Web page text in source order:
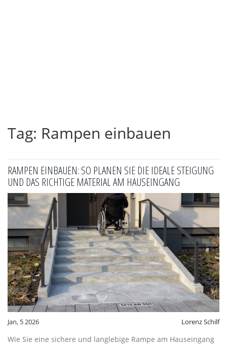
Tag: Rampen einbauen
RAMPEN EINBAUEN: SO PLANEN SIE DIE IDEALE STEIGUNG
UND DAS RICHTIGE MATERIAL AM HAUSEINGANG
Jan, 5 2026 Lorenz Schilf
Wie Sie eine sichere und langlebige Rampe am Hauseingang